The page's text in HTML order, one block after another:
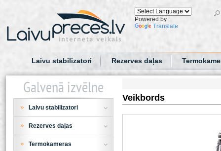
Powered by
Translate
Laivu stabilizatori Rezerves daļas
Veikbords
Galvenā izvēlne
Laivu stabilizatori
Rezerves daļas
Termokameras